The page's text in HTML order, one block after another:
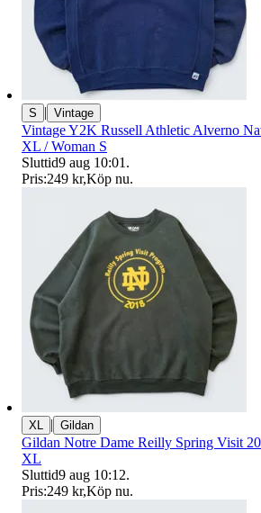
S | Vintage
Vintage Y2K Russell Athletic Alverno
XL / Woman S
Sluttid9 aug 10:01 .
Pris:249 kr,Köp nu.
XL | Gildan
Gildan Notre Dame Reilly Spring Visit
XL
Sluttid9 aug 10:12.
Pris:249 kr,Köp nu.